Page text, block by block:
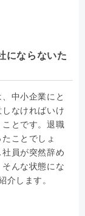
にならないた
中小企業にと
なければいけ
とです。退職
ことでしょ
員が突然辞め
んな状態にな
介します。